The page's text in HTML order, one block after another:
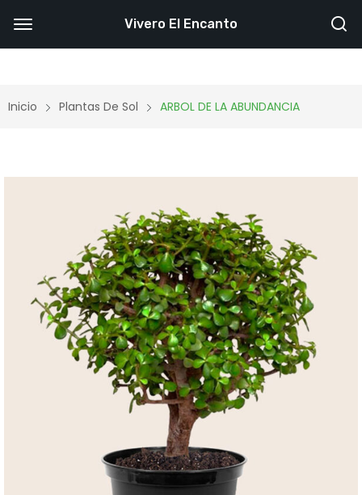
Inicio Plantas De Sol ARBOL DE LA ABUNDANCIA
Vivero El Encanto